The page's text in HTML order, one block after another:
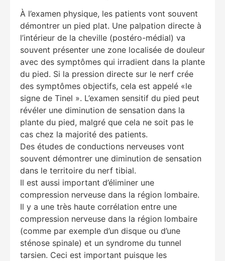
À l’examen physique, les patients vont souvent
démontrer un pied plat. Une palpation directe à
l’intérieur de la cheville (postéro-médial) va
souvent présenter une zone localisée de douleur
avec des symptômes qui irradient dans la plante
du pied. Si la pression directe sur le nerf crée
des symptômes objectifs, cela est appelé «le
signe de Tinel ». L’examen sensitif du pied peut
révéler une diminution de sensation dans la
plante du pied, malgré que cela ne soit pas le
cas chez la majorité des patients.
Des études de conductions nerveuses vont
souvent démontrer une diminution de sensation
dans le territoire du nerf tibial.
Il est aussi important d’éliminer une
compression nerveuse dans la région lombaire.
Il y a une très haute corrélation entre une
compression nerveuse dans la région lombaire
(comme par exemple d’un disque ou d’une
sténose spinale) et un syndrome du tunnel
tarsien. Ceci est important puisque les
Education Al AI Agent
Hello! How can I assist you today?